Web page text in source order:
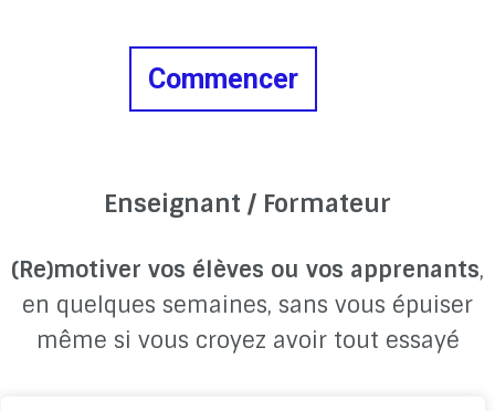
Commencer
Enseignant / Formateur
(Re)motiver vos élèves ou vos apprenants,
en quelques semaines, sans vous épuiser
même si vous croyez avoir tout essayé